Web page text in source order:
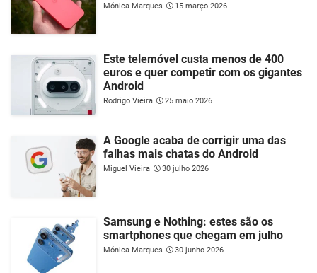
Mónica Marques 15 março 2026
Este telemóvel custa menos de 400
euros e quer competir com os gigantes
Android
Rodrigo Vieira 25 maio 2026
A Google acaba de corrigir uma das
falhas mais chatas do Android
Miguel Vieira 30 julho 2026
Samsung e Nothing: estes são os
smartphones que chegam em julho
Mónica Marques 30 junho 2026